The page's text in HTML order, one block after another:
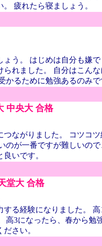
疲れたら寝ましょう。
ょう。 はじめは自分も嫌
られました。 自分はこん
かるために勉強あるのみ
中央大 合格
つながりました。 コツコ
のが一番ですが難しいの
いです。
堂大 合格
る経験になりました。
高3になったら、春から勉
さい。